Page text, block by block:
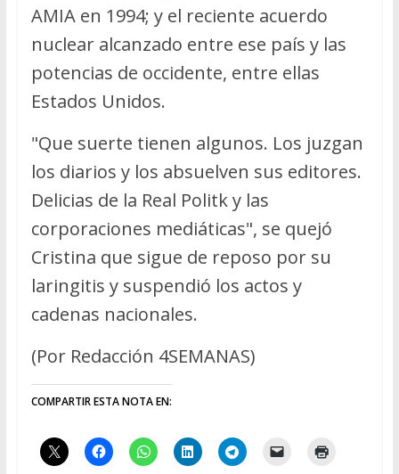
AMIA en 1994; y el reciente acuerdo
nuclear alcanzado entre ese país y las
potencias de occidente, entre ellas
Estados Unidos.
"Que suerte tienen algunos. Los juzgan
los diarios y los absuelven sus editores.
Delicias de la Real Politk y las
corporaciones mediáticas", se quejó
Cristina que sigue de reposo por su
laringitis y suspendió los actos y
cadenas nacionales.
(Por Redacción 4SEMANAS)
COMPARTIR ESTA NOTA EN: